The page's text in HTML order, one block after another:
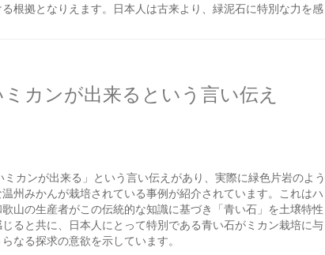
根拠となりえます。日本人は古来より、緑泥石に特別な力を感
カンが出来るという言い伝え
カンが出来る」という言い伝えがあり、実際に緑色片岩のよう
州みかんが栽培されている事例が紹介されています。これはハ
山の生産者がこの伝統的な知識に基づき「青い石」を土壌特性
ると共に、日本人にとって特別である青い石がミカン栽培に与
なる探求の意欲を示しています。